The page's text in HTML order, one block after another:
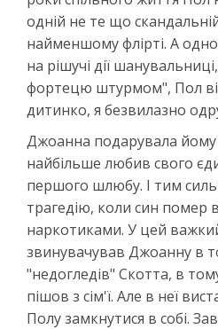
одній не те що скандальній
найменшому флірті. А
на рішучі дії
фортецю штурмом", Пол
дитинко, я безвилазно
Джоанна подарувала
найбільше любив свого
першого шлюбу. І тим
трагедію, коли син помер
наркотиками. У цей
звинувачував Джоанну в
"недогледів" Скотта, в
пішов з сім'ї. Але в неї
Полу замкнутися в собі.